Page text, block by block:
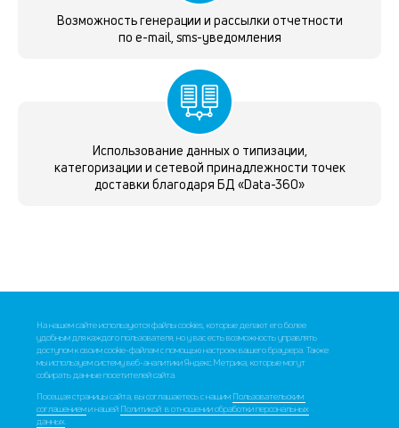
Возможность генерации и рассылки отчетности
по e-mail, sms-уведомления
Использование данных о типизации,
категоризации и сетевой принадлежности точек
доставки благодаря БД «Data-360»
На нашем сайте используются файлы cookies, которые делают его более
удобным для каждого пользователя, но у вас есть возможность управлять
доступом к своим cookie-файлам с помощью настроек вашего браузера. Также
мы используем систему веб-аналитики Яндекс.Метрика, которые могут
собирать данные посетителей сайта.
Посещая страницы сайта, вы соглашаетесь с нашим Пользовательским
соглашениеми нашей Политикой в отношении обработки персональных
данных.